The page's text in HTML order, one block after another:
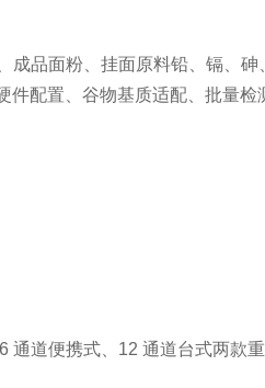
面粉、挂面原料铅、镉、砷
件配置、谷物基质适配、批量
道便携式、12 通道台式两款